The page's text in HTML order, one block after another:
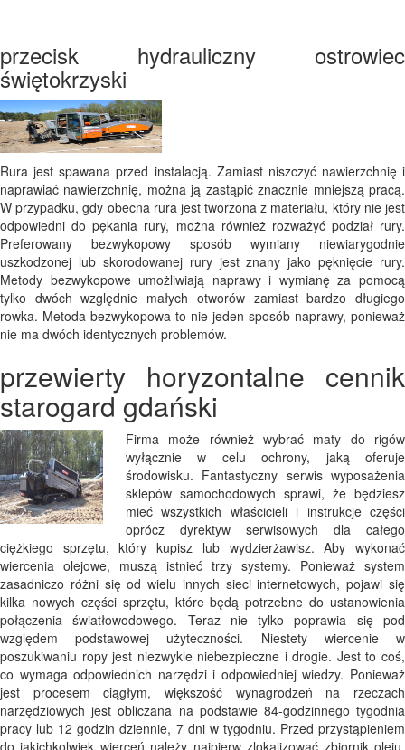
przecisk hydrauliczny ostrowiec
świętokrzyski
Rura jest spawana przed instalacją. Zamiast niszczyć nawierzchnię i
naprawiać nawierzchnię, można ją zastąpić znacznie mniejszą pracą.
W przypadku, gdy obecna rura jest tworzona z materiału, który nie jest
odpowiedni do pękania rury, można również rozważyć podział rury.
Preferowany bezwykopowy sposób wymiany niewiarygodnie
uszkodzonej lub skorodowanej rury jest znany jako pęknięcie rury.
Metody bezwykopowe umożliwiają naprawy i wymianę za pomocą
tylko dwóch względnie małych otworów zamiast bardzo długiego
rowka. Metoda bezwykopowa to nie jeden sposób naprawy, ponieważ
nie ma dwóch identycznych problemów.
przewierty horyzontalne cennik
starogard gdański
Firma może również wybrać maty do rigów
wyłącznie w celu ochrony, jaką oferuje
środowisku. Fantastyczny serwis wyposażenia
sklepów samochodowych sprawi, że będziesz
mieć wszystkich właścicieli i instrukcje części
oprócz dyrektyw serwisowych dla całego
ciężkiego sprzętu, który kupisz lub wydzierżawisz. Aby wykonać
wiercenia olejowe, muszą istnieć trzy systemy. Ponieważ system
zasadniczo różni się od wielu innych sieci internetowych, pojawi się
kilka nowych części sprzętu, które będą potrzebne do ustanowienia
połączenia światłowodowego. Teraz nie tylko poprawia się pod
względem podstawowej użyteczności. Niestety wiercenie w
poszukiwaniu ropy jest niezwykle niebezpieczne i drogie. Jest to coś,
co wymaga odpowiednich narzędzi i odpowiedniej wiedzy. Ponieważ
jest procesem ciągłym, większość wynagrodzeń na rzeczach
narzędziowych jest obliczana na podstawie 84-godzinnego tygodnia
pracy lub 12 godzin dziennie, 7 dni w tygodniu. Przed przystąpieniem